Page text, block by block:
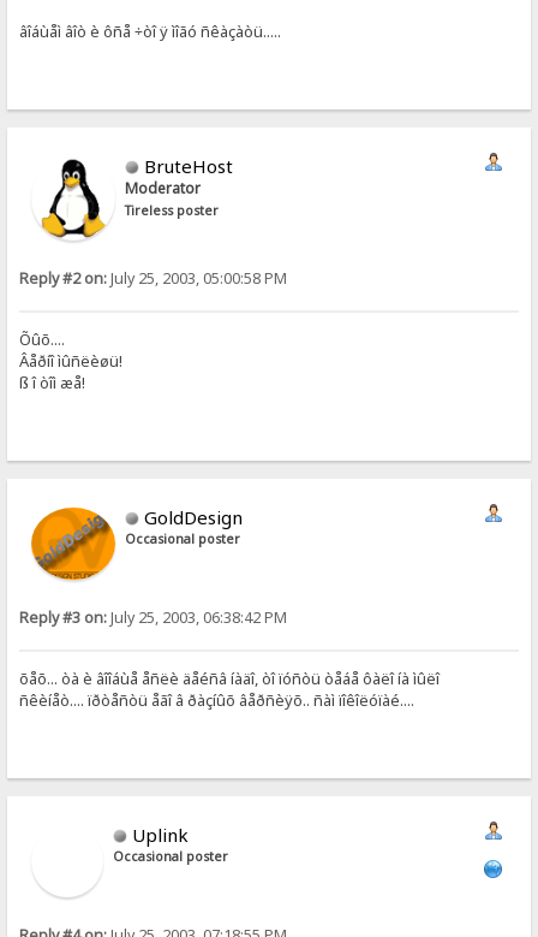
âîáùåì âîò è ôñå ÷òî ÿ ìîãó ñêàçàòü.....
BruteHost
Moderator
Tireless poster
Reply #2 on:July 25, 2003, 05:00:58 PM
Õûõ....
Âåðíî ìûñëèøü!
ß î òîì æå!
GoldDesign
Occasional poster
Reply #3 on:July 25, 2003, 06:38:42 PM
õåõ... òà è âîîáùå åñëè äåéñâ íàäî, òî ïóñòü òåáå ôàëî íà ìûëî
ñêèíåò.... ïðòåñòü åãî â ðàçíûõ âåðñèÿõ.. ñàì ïîêîëóïàé....
Uplink
Occasional poster